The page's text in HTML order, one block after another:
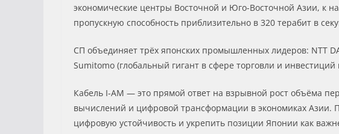
экономические центры Восточной и Юго-Восточной Азии, к
пропускную способность приблизительно в 320 терабит в
СП объединяет трёх японских промышленных лидеров: NTT
Sumitomo (глобальный гигант в сфере торговли и
Кабель I-AM — это прямой ответ на взрывной рост объёма
вычислений и цифровой трансформации в экономиках Азии.
цифровую устойчивость и укрепить позиции Японии как